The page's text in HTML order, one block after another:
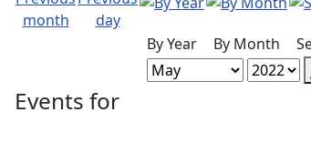
By Year By Month
Events for